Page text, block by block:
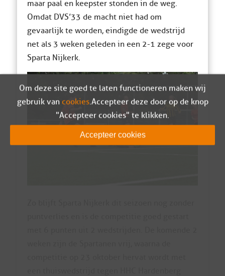
maar paal en keepster stonden in de weg.
Omdat DVS’33 de macht niet had om
gevaarlijk te worden, eindigde de wedstrijd
net als 3 weken geleden in een 2-1 zege voor
Sparta Nijkerk.
Om deze site goed te laten functioneren maken wij
gebruik van cookies. Accepteer deze door op de knop
"Accepteer cookies" te klikken.
Accepteer cookies